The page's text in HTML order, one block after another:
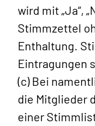
wird mit „Ja“,
Stimmzettel
Enthaltung.
Eintragungen
(c) Bei
die Mitglieder
einer